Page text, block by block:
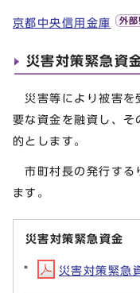
京都中央信用金庫
災害対策緊急資
災害等により被害を
要な資金を融資し、そ
的とします。
市町村長の発行する
ます。
災害対策緊急資金
災害対策緊